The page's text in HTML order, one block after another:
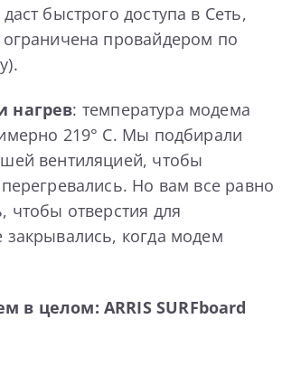
быстрого доступа в Сеть,
ограничена провайдером по
нагрев: температура модема
219° С. Мы подбирали
вентиляцией, чтобы
Но вам все равно
чтобы отверстия для
закрывались, когда модем
в целом: ARRISSURFboard